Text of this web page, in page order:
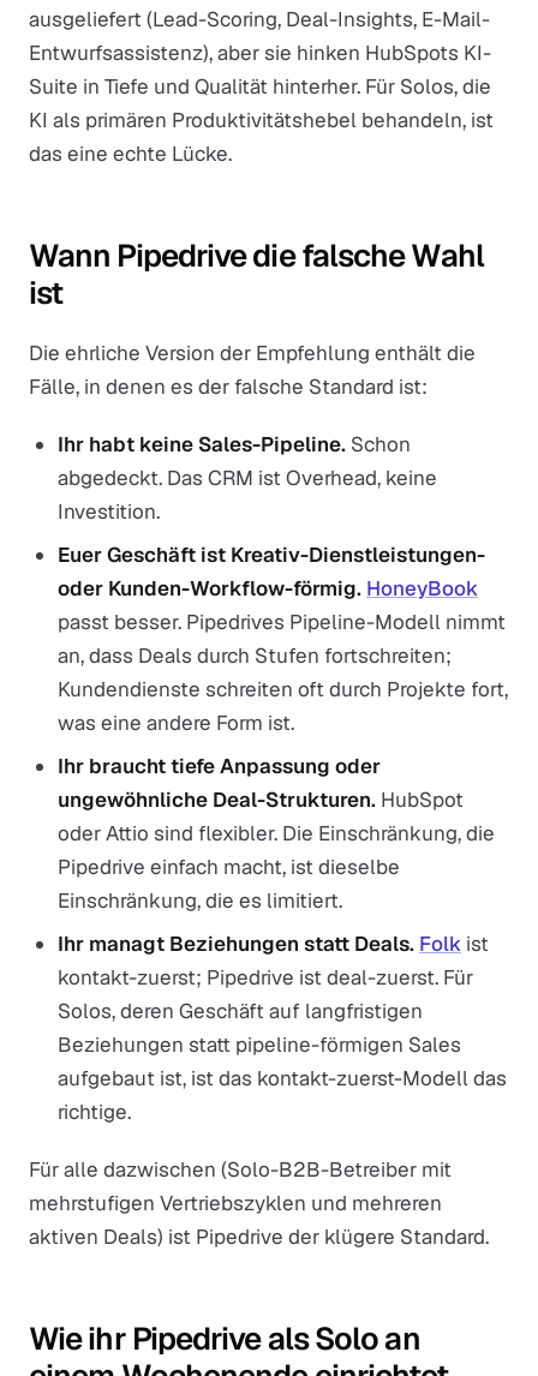
ausgeliefert (Lead-Scoring, Deal-Insights, E-Mail-
Entwurfsassistenz), aber sie hinken HubSpots KI-
Suite in Tiefe und Qualität hinterher. Für Solos, die
KI als primären Produktivitätshebel behandeln, ist
das eine echte Lücke.
Wann Pipedrive die falsche Wahl
ist
Die ehrliche Version der Empfehlung enthält die
Fälle, in denen es der falsche Standard ist:
Ihr habt keine Sales-Pipeline. Schon
abgedeckt. Das CRM ist Overhead, keine
Investition.
Euer Geschäft ist Kreativ-Dienstleistungen-
oder Kunden-Workflow-förmig. HoneyBook
passt besser. Pipedrives Pipeline-Modell nimmt
an, dass Deals durch Stufen fortschreiten;
Kundendienste schreiten oft durch Projekte fort,
was eine andere Form ist.
Ihr braucht tiefe Anpassung oder
ungewöhnliche Deal-Strukturen. HubSpot
oder Attio sind flexibler. Die Einschränkung, die
Pipedrive einfach macht, ist dieselbe
Einschränkung, die es limitiert.
Ihr managt Beziehungen statt Deals. Folk ist
kontakt-zuerst; Pipedrive ist deal-zuerst. Für
Solos, deren Geschäft auf langfristigen
Beziehungen statt pipeline-förmigen Sales
aufgebaut ist, ist das kontakt-zuerst-Modell das
richtige.
Für alle dazwischen (Solo-B2B-Betreiber mit
mehrstufigen Vertriebszyklen und mehreren
aktiven Deals) ist Pipedrive der klügere Standard.
Wie ihr Pipedrive als Solo an